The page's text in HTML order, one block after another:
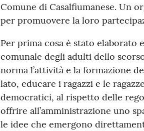
Comune di Casalfiumanese. Un
per promuovere la loro
Per prima cosa è stato elaborato
comunale degli adulti dello
norma l’attività e la formazione
lato, educare i ragazzi e le
democratici, al rispetto delle
offrire all’amministrazione uno
le idee che emergono